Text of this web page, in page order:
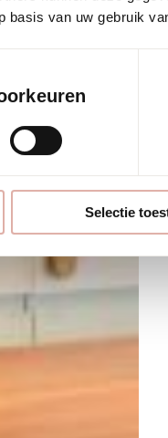
basis van uw gebruik
Selectie